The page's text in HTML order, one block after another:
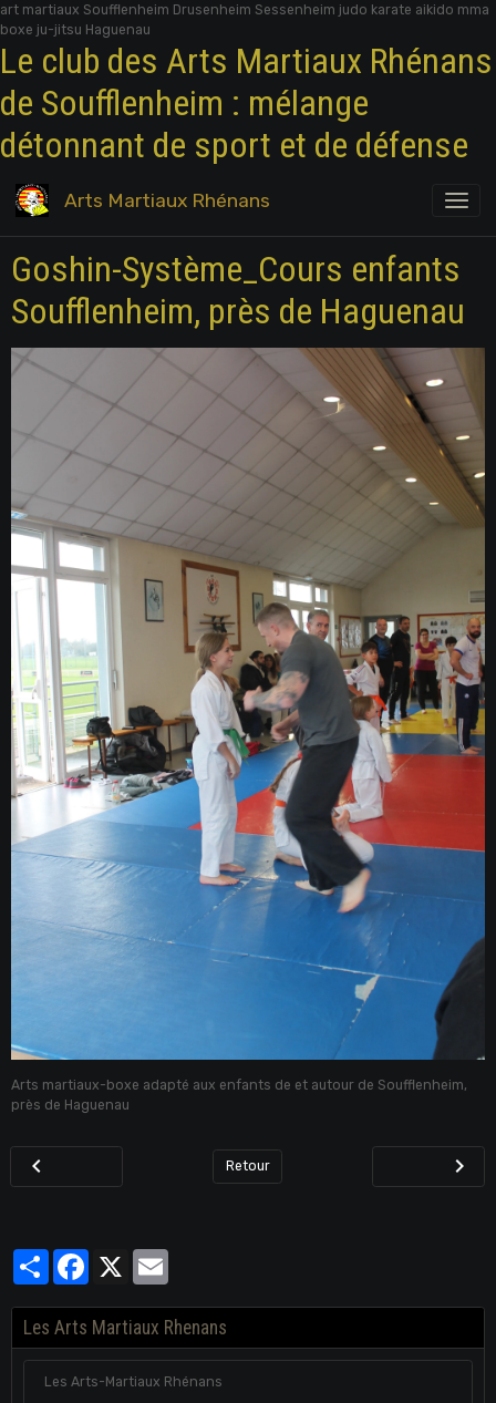
art martiaux Soufflenheim Drusenheim Sessenheim judo karate aikido mma
boxe ju-jitsu Haguenau
Le club des Arts Martiaux Rhénans
de Soufflenheim : mélange
détonnant de sport et de défense
Arts Martiaux Rhénans
Goshin-Système_Cours enfants
Soufflenheim, près de Haguenau
Arts martiaux-boxe adapté aux enfants de et autour de Soufflenheim,
près de Haguenau
Retour
PartagerFacebook
X
Les Arts Martiaux Rhenans
Les Arts-Martiaux Rhénans